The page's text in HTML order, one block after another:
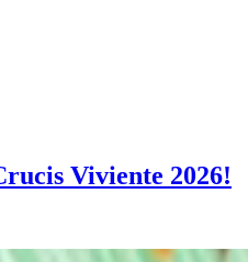
Viviente 2026!